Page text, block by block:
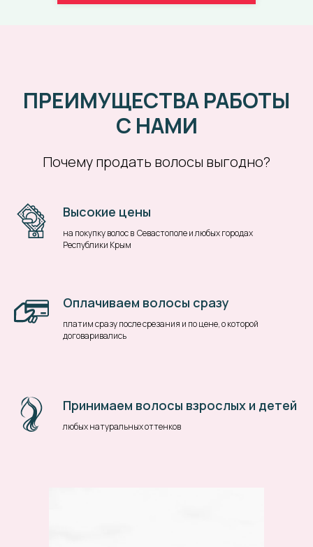
ПРЕИМУЩЕСТВА РАБОТЫ
С НАМИ
Почему продать волосы выгодно?
Высокие цены
на покупку волос в Севастополе и любых городах
Республики Крым
Оплачиваем волосы сразу
платим сразу после срезания и по цене, о которой
договаривались
Принимаем волосы взрослых и детей
любых натуральных оттенков